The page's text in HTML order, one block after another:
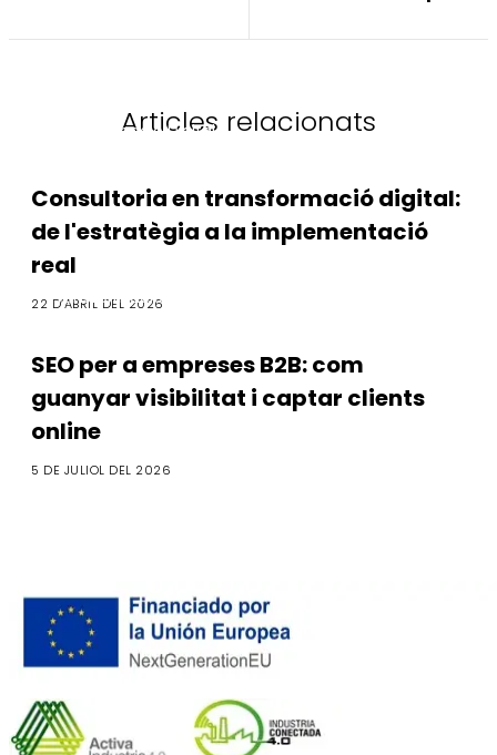
Articles relacionats
Transformació Digital
Consultoria en transformació digital:
de l'estratègia a la implementació
real
22 D’ABRIL DEL 2026
Transformació Digital
SEO per a empreses B2B: com
guanyar visibilitat i captar clients
online
5 DE JULIOL DEL 2026